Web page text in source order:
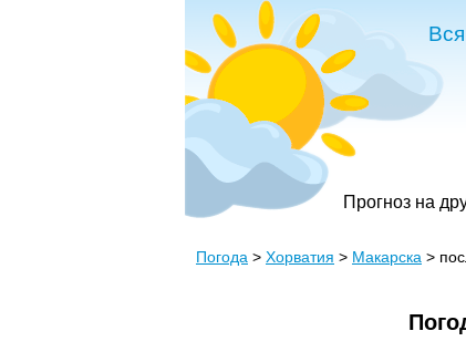
Прогноз на
Погода > Хорватия > Макарска >